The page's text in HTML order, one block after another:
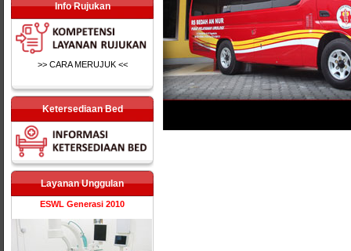
Info Rujukan
>> CARA MERUJUK <<
Ketersediaan Bed
Layanan Unggulan
ESWL Generasi 2010